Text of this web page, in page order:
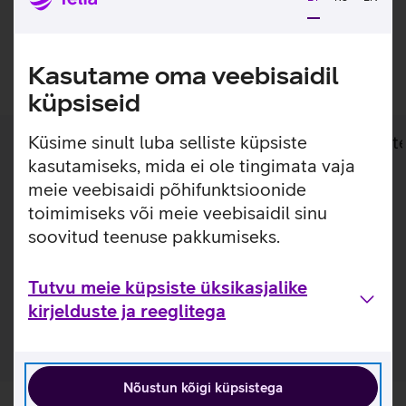
Kasutame oma veebisaidil
küpsiseid
Küsime sinult luba selliste küpsiste
kasutamiseks, mida ei ole tingimata vaja
meie veebisaidi põhifunktsioonide
toimimiseks või meie veebisaidil sinu
soovitud teenuse pakkumiseks.
Tutvu meie küpsiste üksikasjalike
kirjelduste ja reeglitega
Nõustun kõigi küpsistega
saatmine.
Lisainfo Tehnilised andmed
Lisainfo
Vastupidav ja sitke Alpine kellarihm on valmistatud
kahekihilisest tekstiilist ja on omavahel kokku õmmeldud
korrosioonikindel titaanist G-kinnitus, et tagada turvaline
püsivus randmel.